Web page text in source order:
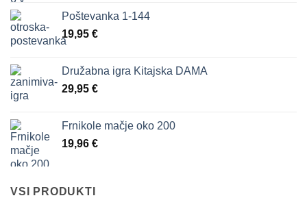
Poštevanka 1-144
19,95 €
Družabna igra Kitajska DAMA
29,95 €
Frnikole mačje oko 200
19,96 €
VSI PRODUKTI